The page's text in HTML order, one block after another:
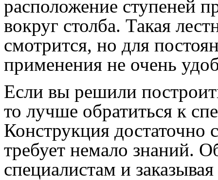
расположение ступеней
вокруг столба. Такая
смотрится, но для
применения не очень
Если вы решили
то лучше обратиться к
Конструкция достаточно
требует немало знаний.
специалистам и